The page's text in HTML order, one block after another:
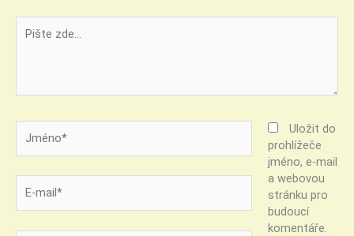
zde…
mail*
Uložit do
prohlížeče
jméno, e-mail
a webovou
stránku pro
budoucí
komentáře.